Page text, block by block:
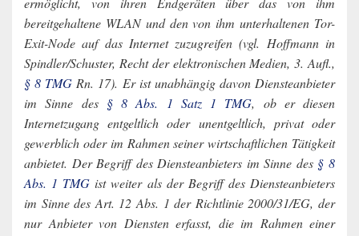
bereitgehaltene WLAN und den von ihm unterhaltenen Tor-
Exit-Node auf das Internet zuzugreifen (vgl. Hoffmann in
Spindler/Schuster, Recht der elektronischen Medien, 3. Aufl.,
§ 8 TMG Rn. 17). Er ist unabhängig davon Diensteanbieter
im Sinne des § 8 Abs. 1 Satz 1 TMG, ob er diesen
Internetzugang entgeltlich oder unentgeltlich, privat oder
gewerblich oder im Rahmen seiner wirtschaftlichen Tätigkeit
anbietet. Der Begriff des Diensteanbieters im Sinne des § 8
Abs. 1 TMG ist weiter als der Begriff des Diensteanbieters
im Sinne des Art. 12 Abs. 1 der Richtlinie 2000/31/EG, der
nur Anbieter von Diensten erfasst, die im Rahmen einer